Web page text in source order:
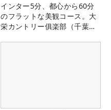
インター5分、都心から60分
のフラットな美観コース。大
栄カントリー俱楽部（千葉